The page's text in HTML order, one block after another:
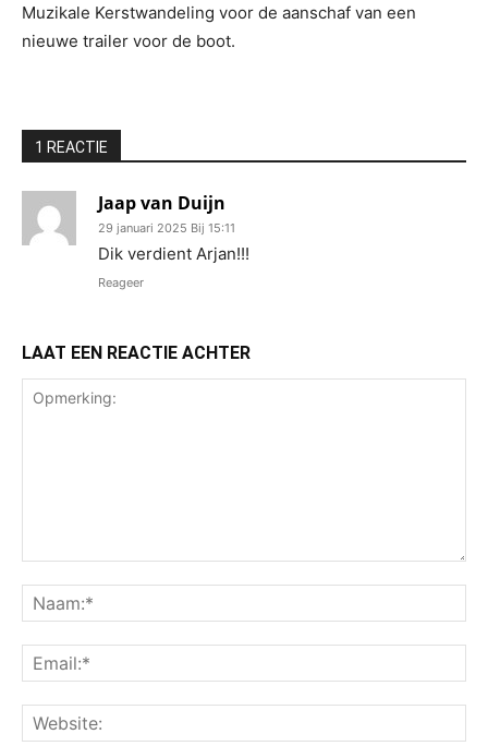
Muzikale Kerstwandeling voor de aanschaf van een
nieuwe trailer voor de boot.
1 REACTIE
Jaap van Duijn
29 januari 2025 Bij 15:11
Dik verdient Arjan!!!
Reageer
LAAT EEN REACTIE ACHTER